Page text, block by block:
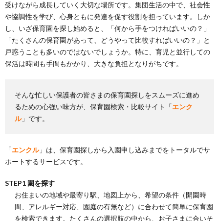
受けながら成長していく大切な場所です。集団生活の中で、社会性
や協調性を学び、心身ともに発達を促す役割を担っています。しか
し、いざ保育園を探し始めると、「何から手をつければいいの？」
「たくさんの保育園があって、どうやって比較すればいいの？」と
戸惑うことも多いのではないでしょうか。特に、育児と並行しての
保活は時間も手間もかかり、大きな負担となりがちです。
そんな忙しい保護者の皆さまの保育園探しをスムーズに進め
るための心強い味方が、保育園検索・比較サイト「エンク
ル」です。
「エンクル」は、保育園探しから入園申し込みまでをトータルでサ
ポートするサービスです。
STEP1 園を探す
お住まいの地域や最寄り駅、地図上から、希望の条件（開園時
間、アレルギー対応、園庭の有無など）に合わせて簡単に保育園
を検索できます。たくさんの選択肢の中から、お子さまに合いそ